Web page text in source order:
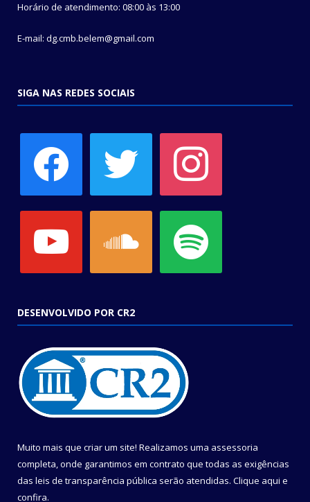
Horário de atendimento: 08:00 às 13:00
E-mail: dg.cmb.belem@gmail.com
SIGA NAS REDES SOCIAIS
DESENVOLVIDO POR CR2
Muito mais que criar um site! Realizamos uma assessoria
completa, onde garantimos em contrato que todas as exigências
das leis de transparência pública serão atendidas. Clique aqui e
confira.